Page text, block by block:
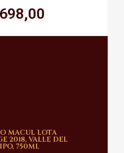
MACUL LOTA
2018, VALLE DEL
750ML